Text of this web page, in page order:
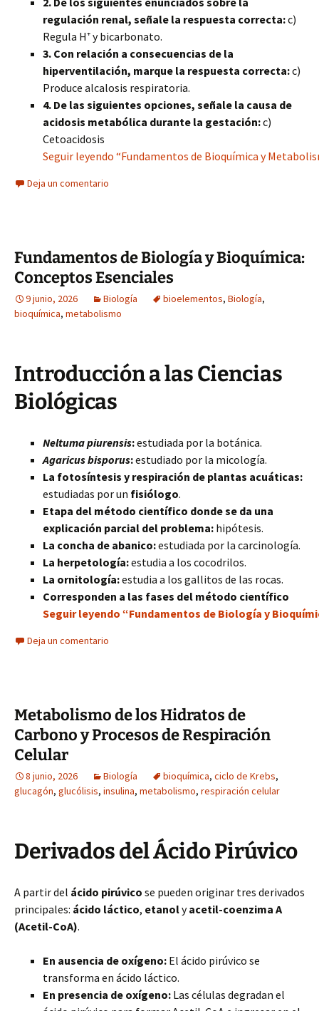
regulación renal, señale la respuesta correcta:c)
Regula H⁺ y bicarbonato.
3. Con relación a consecuencias de la
hiperventilación, marque la respuesta correcta:c)
Produce alcalosis respiratoria.
4. De las siguientes opciones, señale la causa de
acidosis metabólica durante la gestación:c)
Cetoacidosis
Seguir leyendo “Fundamentos de Bioquímica y
Deja un comentario
Fundamentos de Biología y Bioquímica:
Conceptos Esenciales
9 junio, 2026 Biología bioelementos, Biología,
bioquímica, metabolismo
Introducción a las Ciencias
Biológicas
Neltuma piurensis:estudiada por la botánica.
Agaricus bisporus:estudiado por la micología.
La fotosíntesis y respiración de plantas acuáticas:
estudiadas por un fisiólogo.
Etapa del método científico donde se da una
explicación parcial del problema: hipótesis.
La concha de abanico:estudiada por la carcinología.
La herpetología:estudia a los cocodrilos.
La ornitología:estudia a los gallitos de las rocas.
Corresponden a las fases del método científico
Seguir leyendo “Fundamentos de Biología y
Deja un comentario
Metabolismo de los Hidratos de
Carbono y Procesos de Respiración
Celular
8 junio, 2026 Biología bioquímica, ciclo de Krebs,
glucagón, glucólisis, insulina, metabolismo, respiración celular
Derivados del Ácido Pirúvico
A partir del ácido pirúvico se pueden originar tres derivados
principales: ácido láctico, etanolyacetil-coenzima A
(Acetil-CoA).
En ausencia de oxígeno: El ácido pirúvico se
transforma en ácido láctico.
En presencia de oxígeno: Las células degradan el